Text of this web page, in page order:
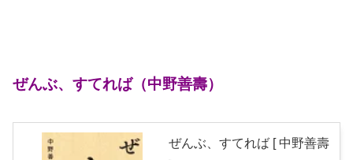
ぜんぶ、すてれば（中野善壽）
ぜんぶ、すてれば [ 中野善壽